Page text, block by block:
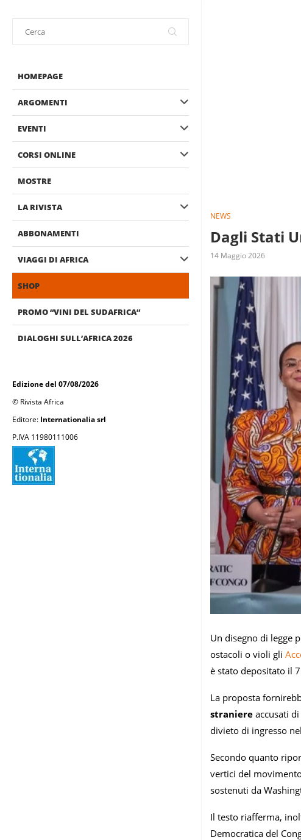
HOMEPAGE
ARGOMENTI
EVENTI
CORSI ONLINE
MOSTRE
LA RIVISTA
ABBONAMENTI
VIAGGI DI AFRICA
SHOP
PROMO “VINI DEL SUDAFRICA”
DIALOGHI SULL’AFRICA 2026
Edizione del 07/08/2026
© Rivista Africa
Editore: Internationalia srl
P.IVA 11980111006
NEWS
Dagli Stati
14 Maggio 2026
Un disegno di legge
ostacoli o violi gli
è stato depositato il
La proposta
straniere accusati
divieto di ingresso
Secondo quanto
vertici del
sostenuti da
Il testo riafferma,
Democratica del